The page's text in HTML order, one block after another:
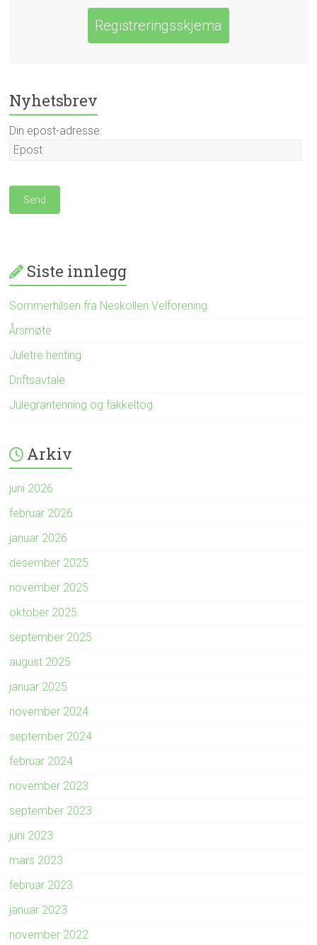
Registreringsskjema
Nyhetsbrev
Din epost-adresse:
Siste innlegg
Sommerhilsen fra Neskollen Velforening
Årsmøte
Juletre henting
Driftsavtale
Julegrantenning og fakkeltog
Arkiv
juni 2026
februar 2026
januar 2026
desember 2025
november 2025
oktober 2025
september 2025
august 2025
januar 2025
november 2024
september 2024
februar 2024
november 2023
september 2023
juni 2023
mars 2023
februar 2023
januar 2023
november 2022